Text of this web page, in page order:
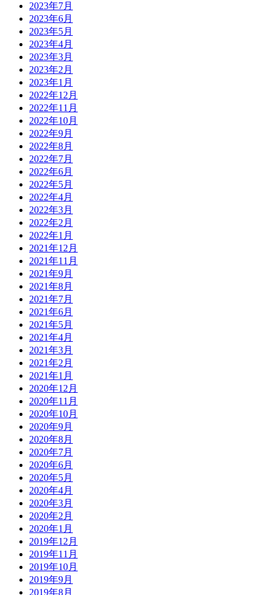
2023年7月
2023年6月
2023年5月
2023年4月
2023年3月
2023年2月
2023年1月
2022年12月
2022年11月
2022年10月
2022年9月
2022年8月
2022年7月
2022年6月
2022年5月
2022年4月
2022年3月
2022年2月
2022年1月
2021年12月
2021年11月
2021年9月
2021年8月
2021年7月
2021年6月
2021年5月
2021年4月
2021年3月
2021年2月
2021年1月
2020年12月
2020年11月
2020年10月
2020年9月
2020年8月
2020年7月
2020年6月
2020年5月
2020年4月
2020年3月
2020年2月
2020年1月
2019年12月
2019年11月
2019年10月
2019年9月
2019年8月